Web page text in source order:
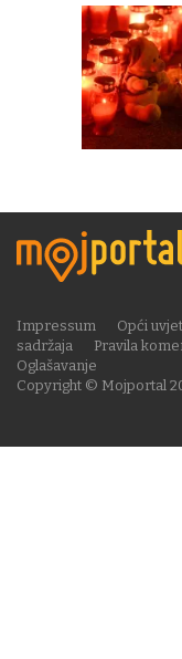
Copyright © Mojportal
Impressum Opći
sadržaja
Pravila
Oglašavanje